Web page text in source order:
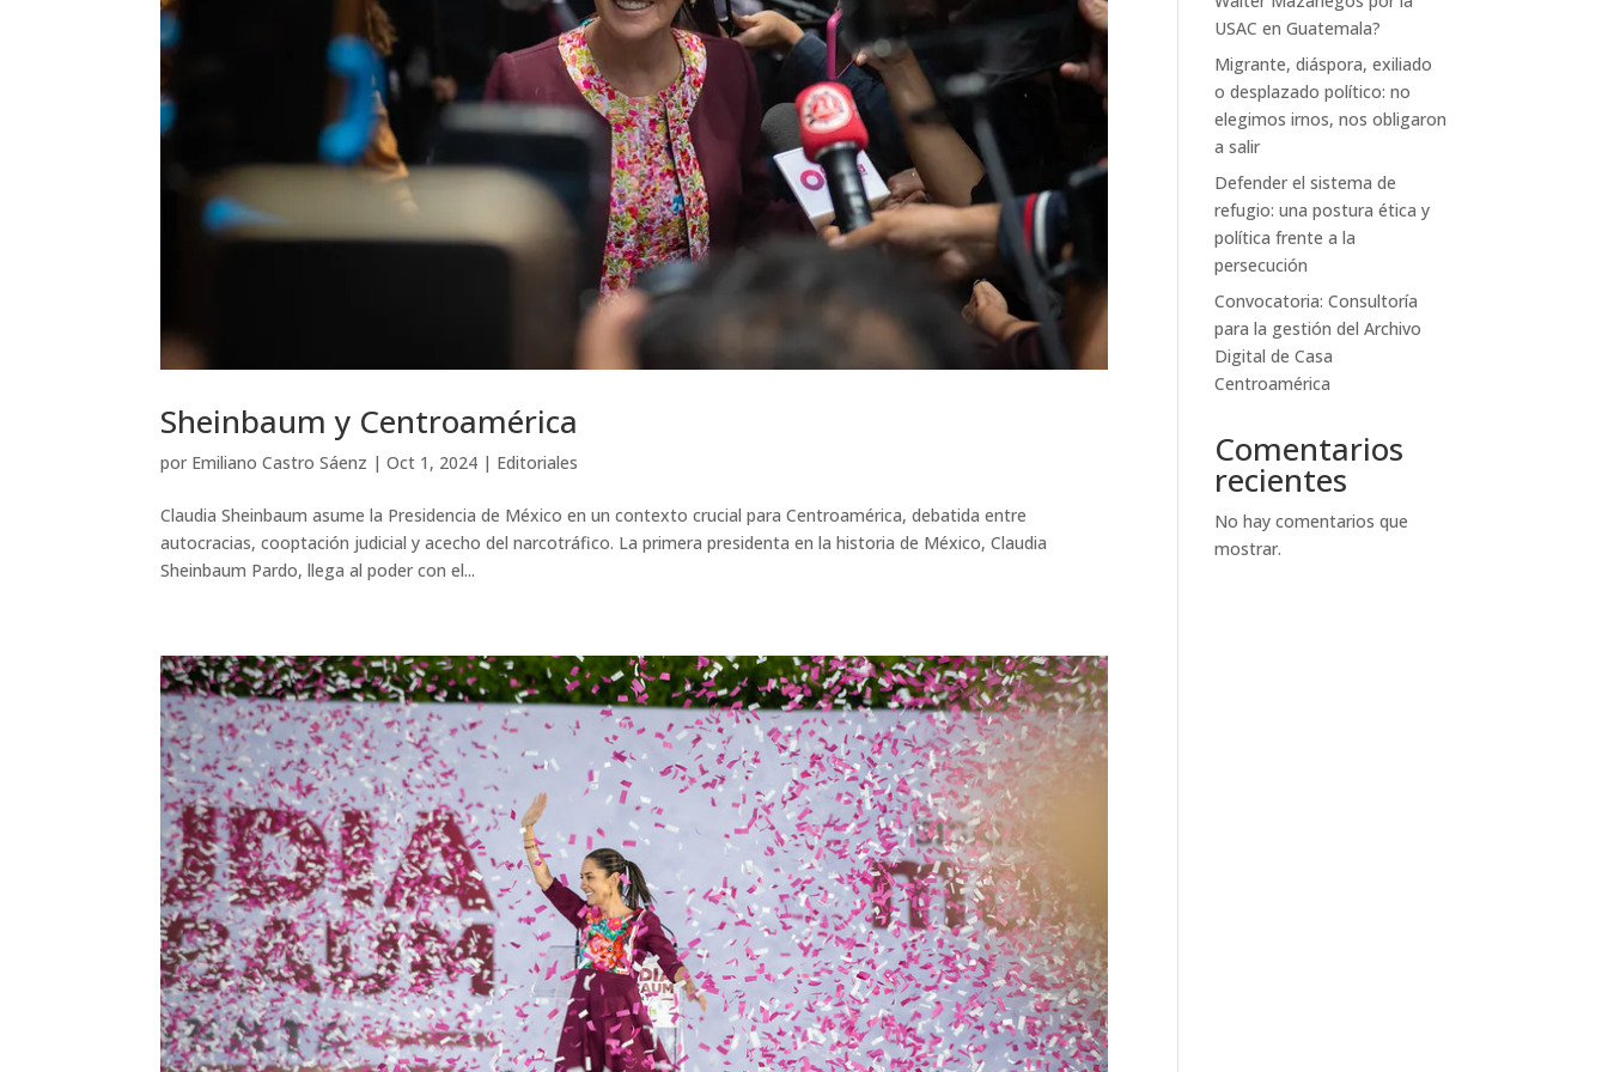
Sheinbaum y Centroamérica
por Emiliano Castro Sáenz |Oct 1, 2024 | Editoriales
Claudia Sheinbaum asume la Presidencia de México en un contexto crucial para Centroamérica, debatida entre
autocracias, cooptación judicial y acecho del narcotráfico. La primera presidenta en la historia de México, Claudia
Sheinbaum Pardo, llega al poder con el...
USAC en Guatemala?
Migrante, diáspora, exiliado
o desplazado político: no
elegimos irnos, nos obligaron
a salir
Defender el sistema de
refugio: una postura ética y
política frente a la
persecución
Convocatoria: Consultoría
para la gestión del Archivo
Digital de Casa
Centroamérica
Comentarios
recientes
No hay comentarios que
mostrar.